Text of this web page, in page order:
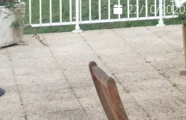
22/10/2020